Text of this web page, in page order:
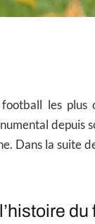
les
depuis
Dans la suite
du